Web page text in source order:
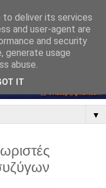
▼
to deliver its services
and user-agent are
and security
generate usage
abuse.
IT